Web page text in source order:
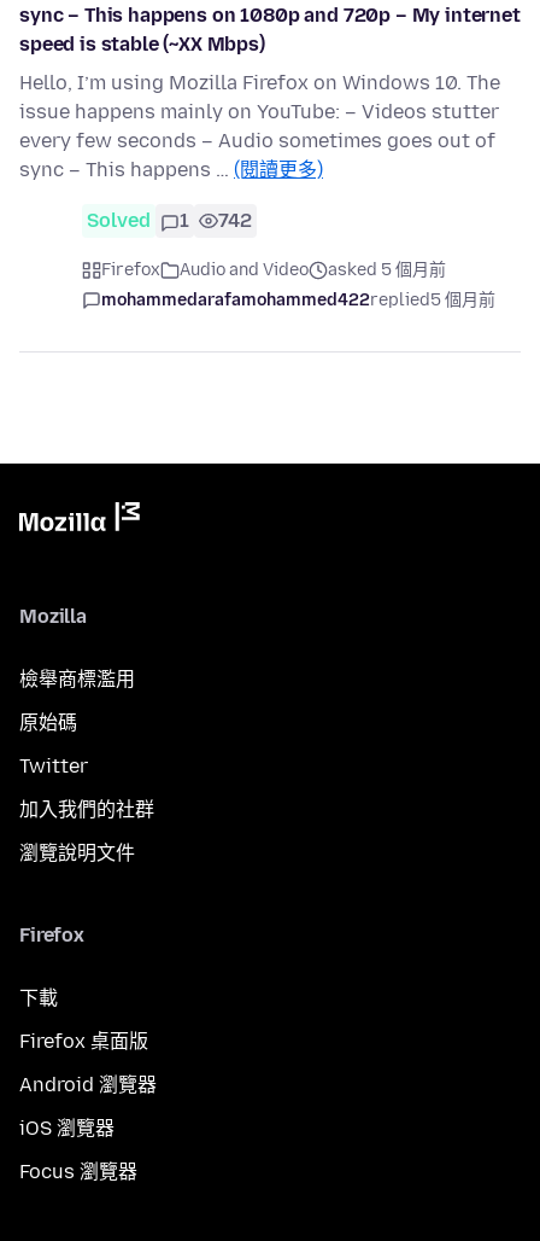
sync – This happens on 1080p and 720p – My internet
speed is stable (~XX Mbps)
Hello, I’m using Mozilla Firefox on Windows 10. The
issue happens mainly on YouTube: – Videos stutter
every few seconds – Audio sometimes goes out of
sync – This happens … (閱讀更多)
Solved 1 742
Firefox Audio and Video
asked 5 個月前
mohammedarafamohammed422replied5 個月前
Mozilla
檢舉商標濫用
原始碼
Twitter
加入我們的社群
瀏覽說明文件
Firefox
下載
Firefox 桌面版
Android 瀏覽器
iOS 瀏覽器
Focus 瀏覽器